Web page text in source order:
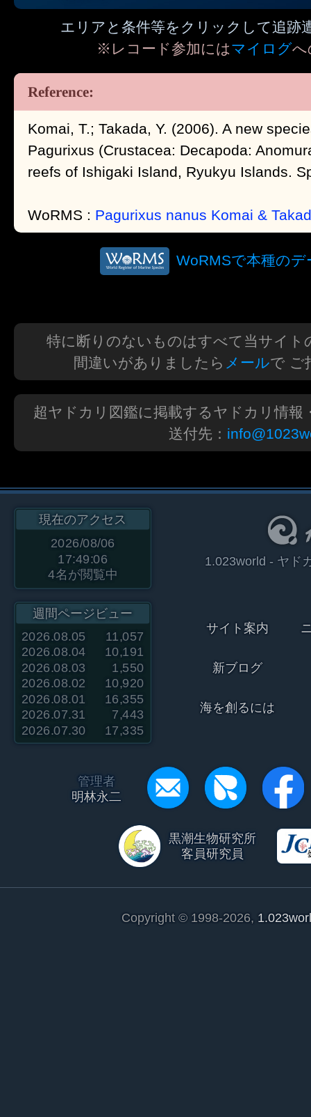
エリアと条件等をクリックして追跡
※レコード参加にはマイログへ
Komai, T.; Takada, Y. (2006). A new
Pagurixus (Crustacea: Decapoda:
reefs of Ishigaki Island, Ryukyu Islands.
WoRMS : Pagurixus nanus Komai &
WoRMSで本種の
特に断りのないものはすべて当サイト
間違いがありましたら メールで ご
超ヤドカリ図鑑に掲載するヤドカリ情報
送付先：
現在のアクセス
2026/08/06
17:49:06
4名が閲覧中
週間ページビュー
2026.08.05
11,057
2026.08.04
10,191
2026.08.03
1,550
2026.08.02
10,920
2026.08.01
16,355
2026.07.31
7,443
2026.07.30
17,335
1.023world - ヤド
サイト案内
新ブログ
海を創るには
管理者
明林永二
黒潮生物研究所
客員研究員
Copyright © 1998-2026,